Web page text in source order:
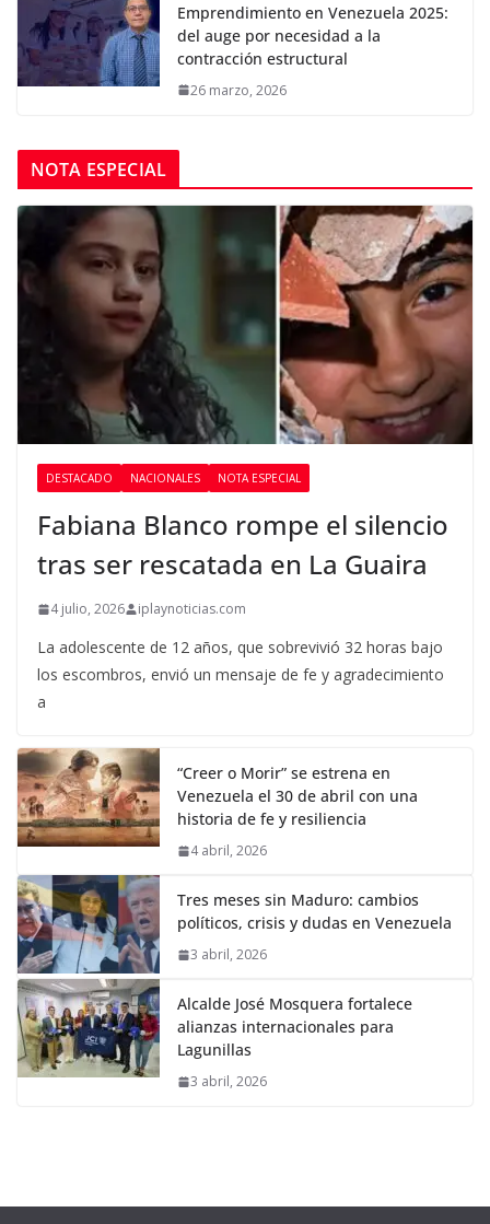
Emprendimiento en Venezuela 2025:
del auge por necesidad a la
contracción estructural
26 marzo, 2026
NOTA ESPECIAL
DESTACADO NACIONALES NOTA ESPECIAL
Fabiana Blanco rompe el silencio
tras ser rescatada en La Guaira
4 julio, 2026 iplaynoticias.com
La adolescente de 12 años, que sobrevivió 32 horas bajo
los escombros, envió un mensaje de fe y agradecimiento
a
“Creer o Morir” se estrena en
Venezuela el 30 de abril con una
historia de fe y resiliencia
4 abril, 2026
Tres meses sin Maduro: cambios
políticos, crisis y dudas en Venezuela
3 abril, 2026
Alcalde José Mosquera fortalece
alianzas internacionales para
Lagunillas
3 abril, 2026